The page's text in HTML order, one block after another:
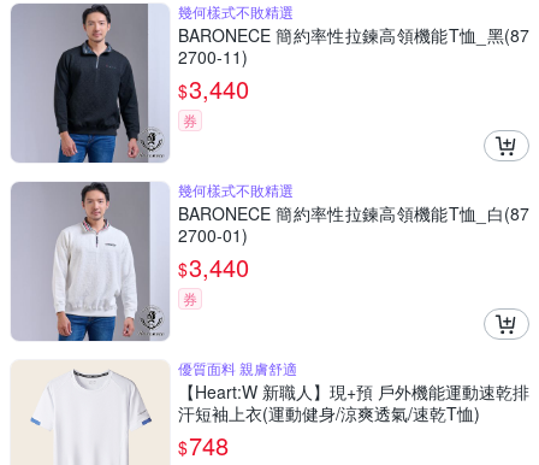
幾何樣式不敗精選
BARONECE 簡約率性拉鍊高領機能T恤_黑(87
2700-11)
$3,440
券
幾何樣式不敗精選
BARONECE 簡約率性拉鍊高領機能T恤_白(87
2700-01)
$3,440
券
優質面料 親膚舒適
【Heart:W 新職人】現+預 戶外機能運動速乾排
汗短袖上衣(運動健身/涼爽透氣/速乾T恤)
$748